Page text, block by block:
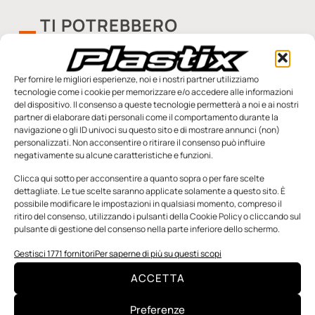
Per fornire le migliori esperienze, noi e i nostri partner utilizziamo
tecnologie come i cookie per memorizzare e/o accedere alle informazioni
del dispositivo. Il consenso a queste tecnologie permetterà a noi e ai nostri
partner di elaborare dati personali come il comportamento durante la
navigazione o gli ID univoci su questo sito e di mostrare annunci (non)
personalizzati. Non acconsentire o ritirare il consenso può influire
negativamente su alcune caratteristiche e funzioni.
Clicca qui sotto per acconsentire a quanto sopra o per fare scelte
dettagliate. Le tue scelte saranno applicate solamente a questo sito. È
possibile modificare le impostazioni in qualsiasi momento, compreso il
ritiro del consenso, utilizzando i pulsanti della Cookie Policy o cliccando sul
pulsante di gestione del consenso nella parte inferiore dello schermo.
Gestisci 1771 fornitoriPer saperne di più su questi scopi
ACCETTA
Preferenze
TI POTREBBERO
INTERESSARE
Esplorando i polimeri: gli elastomeri